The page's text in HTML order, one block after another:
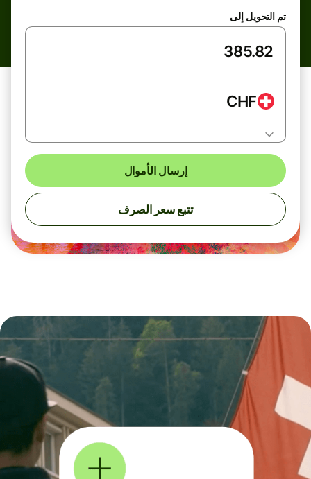
تم التحويل إلى
CHF
إرسال الأموال
تتبع سعر الصرف